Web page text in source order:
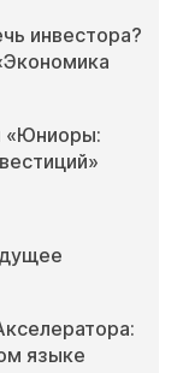
инвестора?
«Юниоры:
языке